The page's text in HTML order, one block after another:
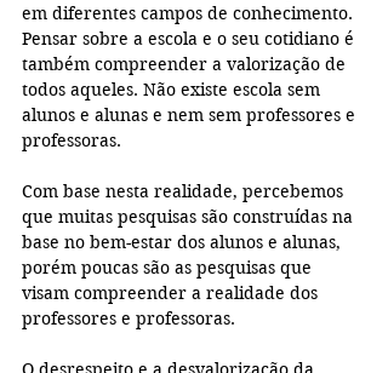
em diferentes campos de conhecimento.
Pensar sobre a escola e o seu cotidiano é
também compreender a valorização de
todos aqueles. Não existe escola sem
alunos e alunas e nem sem professores e
professoras.
Com base nesta realidade, percebemos
que muitas pesquisas são construídas na
base no bem-estar dos alunos e alunas,
porém poucas são as pesquisas que
visam compreender a realidade dos
professores e professoras.